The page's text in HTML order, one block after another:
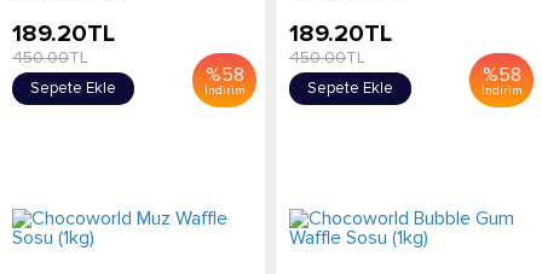
%58
İndirim
189.20TL
450.00TL
Sepete Ekle
%58
İndirim
189.20TL
450.00TL
Sepete Ekle